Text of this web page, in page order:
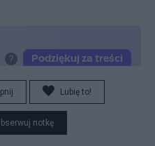
Lubię to!
notkę